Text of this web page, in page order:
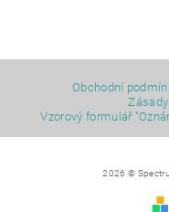
Obchodní
Vzorový formulář
2026 ©